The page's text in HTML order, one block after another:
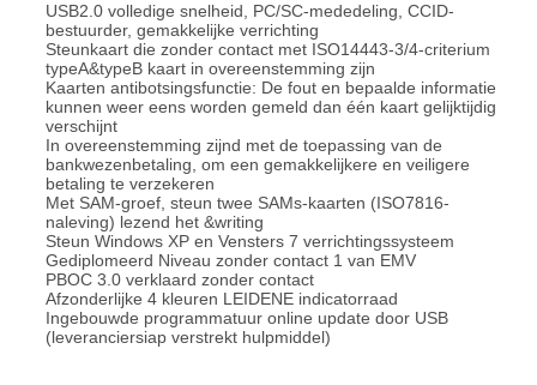
USB2.0 volledige snelheid, PC/SC-mededeling, CCID-
bestuurder, gemakkelijke verrichting
Steunkaart die zonder contact met ISO14443-3/4-criterium
typeA&typeB kaart in overeenstemming zijn
Kaarten antibotsingsfunctie: De fout en bepaalde informatie
kunnen weer eens worden gemeld dan één kaart gelijktijdig
verschijnt
In overeenstemming zijnd met de toepassing van de
bankwezenbetaling, om een gemakkelijkere en veiligere
betaling te verzekeren
Met SAM-groef, steun twee SAMs-kaarten (ISO7816-
naleving) lezend het &writing
Steun Windows XP en Vensters 7 verrichtingssysteem
Gediplomeerd Niveau zonder contact 1 van EMV
PBOC 3.0 verklaard zonder contact
Afzonderlijke 4 kleuren LEIDENE indicatorraad
Ingebouwde programmatuur online update door USB
(leveranciersiap verstrekt hulpmiddel)